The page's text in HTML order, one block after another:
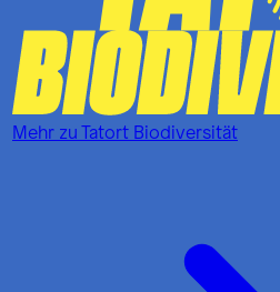
Mehr zuTatort Biodiversität